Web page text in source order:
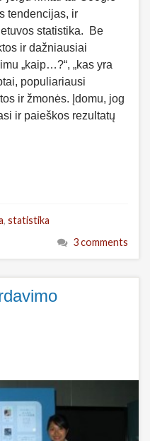
tendencijas, ir
statistika. Be
ir dažniausiai
„kaip…?“, „kas yra
populiariausi
ir žmonės. Įdomu, jog
ir paieškos rezultatų
, statistika
3 comments